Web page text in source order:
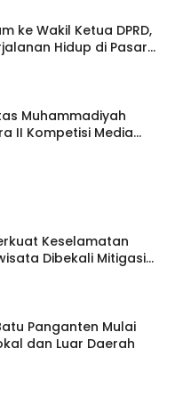
ke Wakil Ketua DPRD,
Hidup di Pasar
Muhammadiyah
II Kompetisi Media
Tingkat Internasional
Keselamatan
Dibekali Mitigasi
Panganten Mulai
dan Luar Daerah